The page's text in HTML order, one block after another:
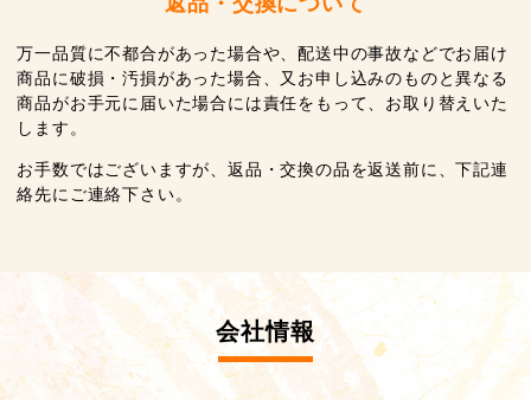
万一品質に不都合があった場合や、配送中の事故などでお届け
商品に破損・汚損があった場合、又お申し込みのものと異なる
商品がお手元に届いた場合には責任をもって、お取り替えいた
します。
お手数ではございますが、返品・交換の品を返送前に、下記連
絡先にご連絡下さい。
会社情報